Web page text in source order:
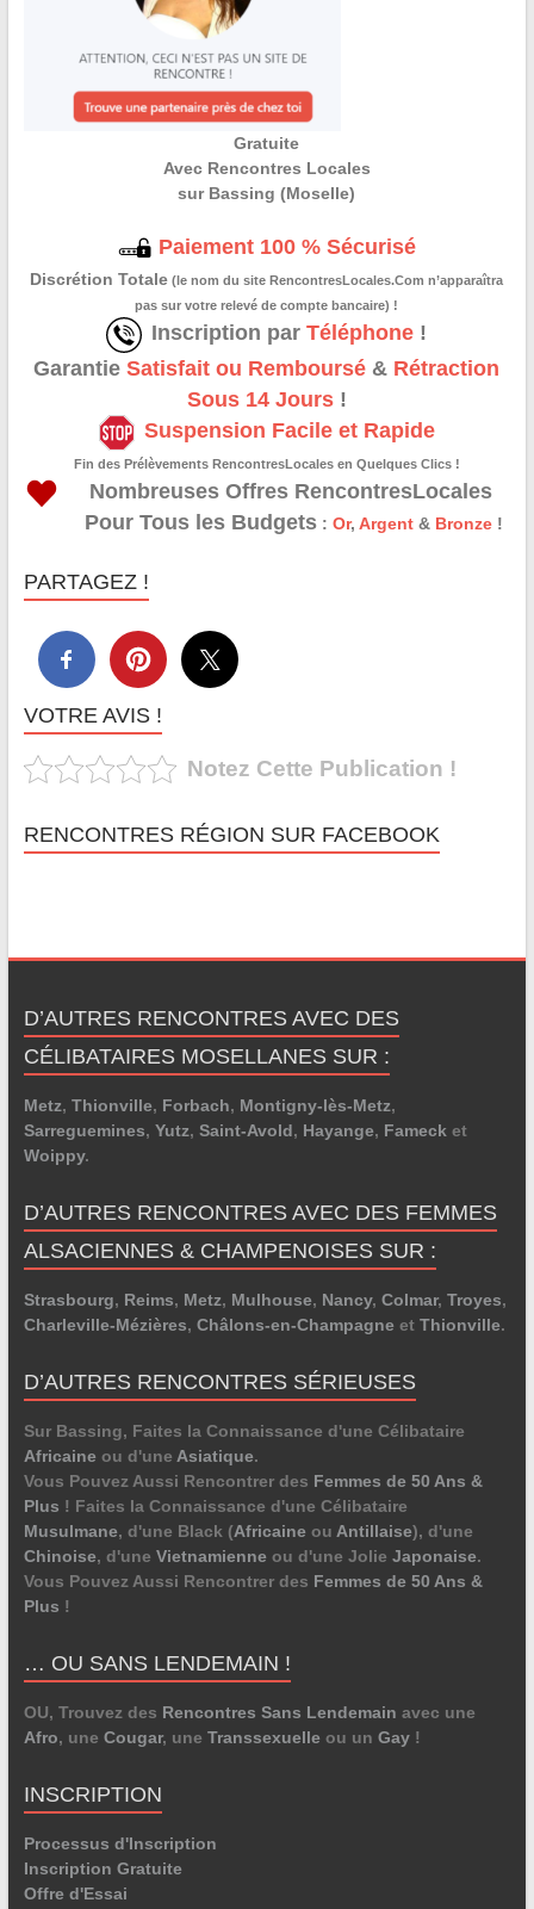
Gratuite
Avec Rencontres Locales
sur Bassing (Moselle)
Paiement 100 % Sécurisé
Discrétion Totale (le nom du site RencontresLocales.Com n’apparaîtra
pas sur votre relevé de compte bancaire) !
Inscription parTéléphone !
GarantieSatisfait ou Remboursé & Rétraction
Sous 14 Jours!
Suspension Facile et Rapide
Fin des Prélèvements RencontresLocales en Quelques Clics !
Nombreuses Offres RencontresLocales
Pour Tous les Budgets: Or, Argent& Bronze!
PARTAGEZ !
VOTRE AVIS !
Notez Cette Publication !
RENCONTRES RÉGION SUR FACEBOOK
D’AUTRES RENCONTRES AVEC DES
CÉLIBATAIRES MOSELLANES SUR :
Metz, Thionville, Forbach, Montigny-lès-Metz,
Sarreguemines, Yutz, Saint-Avold, Hayange, Fameck et
Woippy.
D’AUTRES RENCONTRES AVEC DES FEMMES
ALSACIENNES & CHAMPENOISES SUR :
Strasbourg, Reims, Metz, Mulhouse, Nancy, Colmar, Troyes,
Charleville-Mézières, Châlons-en-Champagne et Thionville.
D’AUTRES RENCONTRES SÉRIEUSES
Sur Bassing, Faites la Connaissance d'une Célibataire
Africaine ou d'une Asiatique.
Vous Pouvez Aussi Rencontrer des Femmes de 50 Ans &
Plus ! Faites la Connaissance d'une Célibataire
Musulmane, d'une Black (Africaine ou Antillaise), d'une
Chinoise, d'une Vietnamienne ou d'une Jolie Japonaise.
Vous Pouvez Aussi Rencontrer des Femmes de 50 Ans &
Plus !
… OU SANS LENDEMAIN !
OU, Trouvez des Rencontres Sans Lendemain avec une
Afro, une Cougar, une Transsexuelle ou un Gay!
INSCRIPTION
Processus d'Inscription
Inscription Gratuite
Offre d'Essai